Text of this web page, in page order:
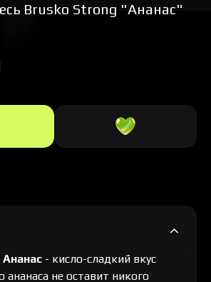
Brusko Strong "Ананас"
- кисло-сладкий вкус
ананаса не оставит никого